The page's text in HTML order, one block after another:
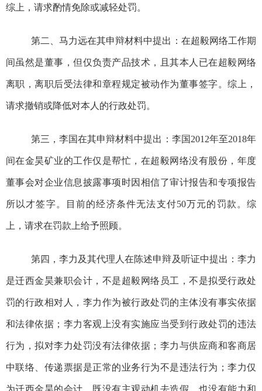
综上，请求酌情免除或减轻处罚。
第二、马力远在其申辩材料中提出：在超毅网络工作期
间虽然是董事，但仅负责产品技术，且其本人已在超毅网络
离职，离职后受法律和章程规定被动作为董事签字。综上，
请求撤销或降低对本人的行政处罚。
第三，李国在其申辩材料中提出：李国2012年至2018年
间在金昊矿业的工作仅是帮忙，在超毅网络没有股份，年度
董事会对企业信息披露事项时因相信了审计报告和专项报告
所以才签字。目前的经济条件无法支付50万元的罚款。综
上，请求在罚款上给予照顾。
第四，李力及其代理人在陈述申辩及听证中提出：李力
是迁西金昊兼职会计，不是超毅网络员工，不是拟受行政处
罚的行政相对人，李力作为被行政处罚的主体没有事实依据
和法律依据；李力客观上没有实施应当受到行政处罚的违法
行为，拟对李力处罚没有法律依据；李力与供应商和客商居
中联络、传递票据是正常的业务行为不是违法行为；李力仅